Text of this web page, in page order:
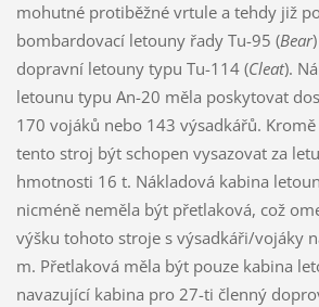
mohutné protiběžné vrtule a tehdy již
bombardovací letouny řady Tu-95 (Bear
dopravní letouny typu Tu-114 (Cleat).
letounu typu An-20 měla poskytovat
170 vojáků nebo 143 výsadkářů.
tento stroj být schopen vysazovat za
hmotnosti 16 t. Nákladová kabina
nicméně neměla být přetlaková, což
výšku tohoto stroje s výsadkáři/vojáky
m. Přetlaková měla být pouze kabina
navazující kabina pro 27-ti členný